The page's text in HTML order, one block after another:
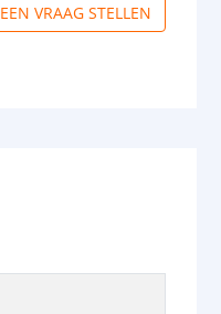
EEN VRAAG STELLEN